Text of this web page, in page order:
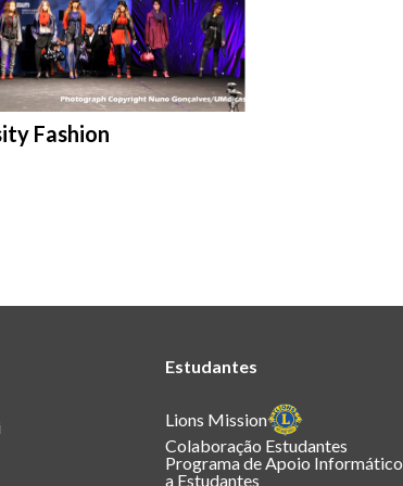
pasta:
Fashion
Estudantes
Lions Mission
Colaboração Estudantes
Programa de Apoio Informático
a Estudantes